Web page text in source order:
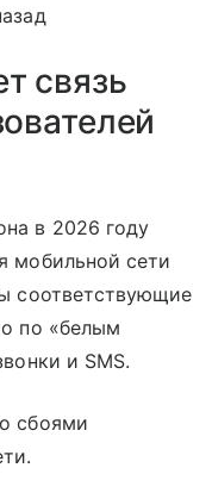
связь
в 2026 году
мобильной сети
соответствующие
по «белым
и SMS.
сбоями